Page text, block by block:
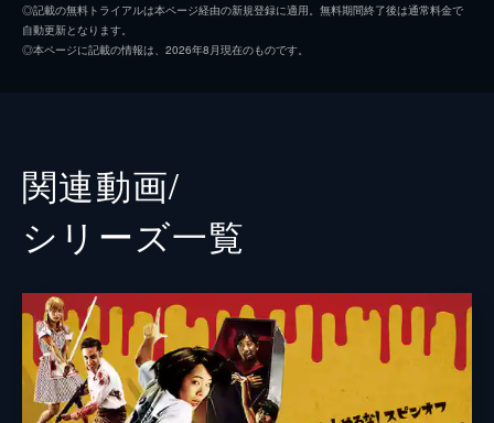
笹原芳子
栗原綾奈 合田純奈
松浦早希 浅森咲希奈
松本逢花 秋山ゆずき
◎記載の無料トライアルは本ページ経由の新規登録に適用。無料期間終了後は通常料金で
自動更新となります。
◎本ページに記載の情報は、2026年8月現在のものです。
関連動画/
シリーズ⼀覧